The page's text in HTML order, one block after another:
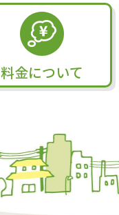
料金について